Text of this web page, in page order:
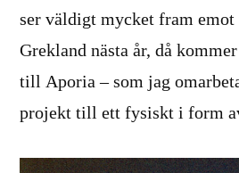
ser väldigt mycket fram
Grekland nästa år, då
till Aporia – som jag
projekt till ett fysiskt i form